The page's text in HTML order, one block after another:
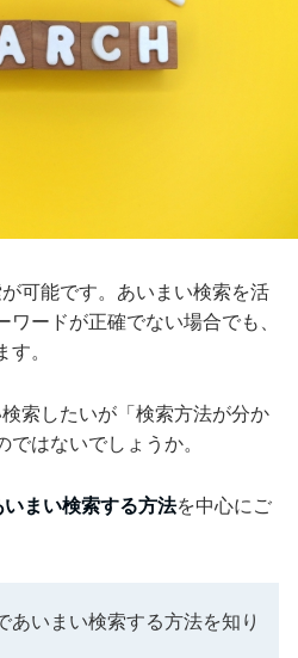
可能です。あいまい検索を活
ワードが正確でない場合でも、
。
索したいが「検索方法が分か
はないでしょうか。
まい検索する方法を中心にご
あいまい検索する方法を知り